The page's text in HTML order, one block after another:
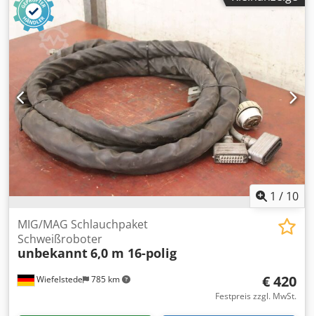
1 / 10
Wiefelstede 785 km
MIG/MAG Schlauchpaket
Schweißroboter
unbekannt6,0 m 16-polig
€ 420
Festpreis zzgl. MwSt.